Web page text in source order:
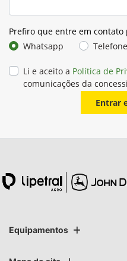
Prefiro que entre em contato
Whatsapp
Telefone
Li e aceito a Política de
comunicações da
Entrar
Equipamentos